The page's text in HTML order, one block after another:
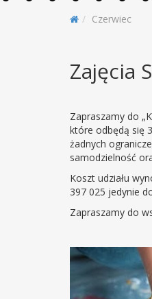
Czerwiec
Zajęcia
Zapraszamy do
które odbędą się
żadnych
samodzielność
Koszt udziału
397 025 jedynie
Zapraszamy do